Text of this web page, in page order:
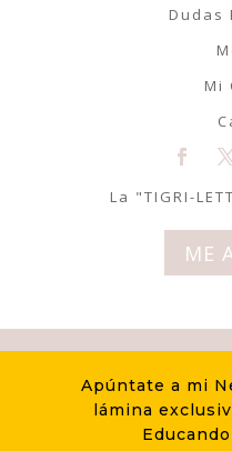
Apúntate a mi
lámina
Dudas
Mi
La "TIGRI-
ME
© Tigriteando
derechos